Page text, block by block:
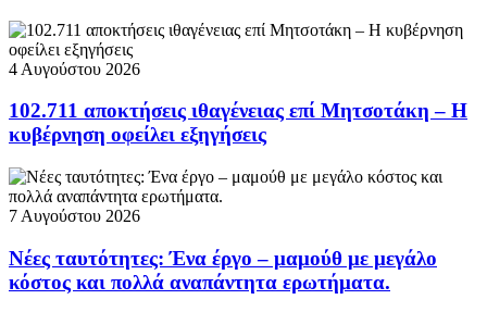
4 Αυγούστου 2026
102.711 αποκτήσεις ιθαγένειας επί Μητσοτάκη – Η
κυβέρνηση οφείλει εξηγήσεις
7 Αυγούστου 2026
Νέες ταυτότητες: Ένα έργο – μαμούθ με μεγάλο
κόστος και πολλά αναπάντητα ερωτήματα.